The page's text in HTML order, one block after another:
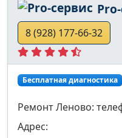
8 (928) 177-66-32
Бесплатная диагностика
Ремонт Леново:
Адрес: